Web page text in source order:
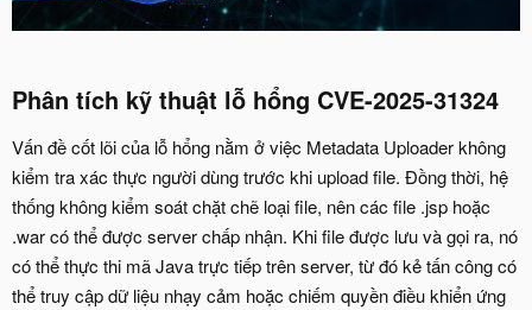
Phân tích kỹ thuật lỗ hổng CVE-2025-31324
Vấn đề cốt lõi của lỗ hổng nằm ở việc Metadata Uploader không
kiểm tra xác thực người dùng trước khi upload file. Đồng thời, hệ
thống không kiểm soát chặt chẽ loại file, nên các file .jsp hoặc
.war có thể được server chấp nhận. Khi file được lưu và gọi ra, nó
có thể thực thi mã Java trực tiếp trên server, từ đó kẻ tấn công có
thể truy cập dữ liệu nhạy cảm hoặc chiếm quyền điều khiển ứng